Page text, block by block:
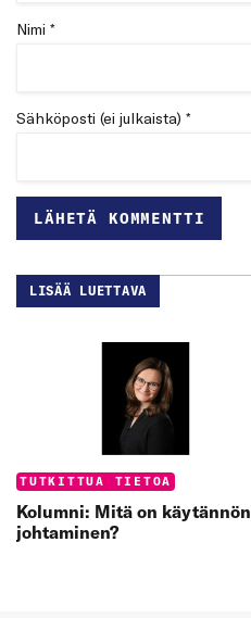
Nimi *
Sähköposti (ei julkaista) *
LISÄÄ LUETTAVA
Categories:
TUTKITTUA TIETOA
Kolumni: Mitä on käytännön
johtaminen?